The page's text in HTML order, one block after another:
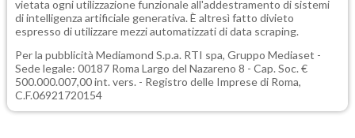
vietata ogni utilizzazione funzionale all'addestramento di sistemi
di intelligenza artificiale generativa. È altresì fatto divieto
espresso di utilizzare mezzi automatizzati di data scraping.
Per la pubblicità Mediamond S.p.a. RTI spa, Gruppo Mediaset -
Sede legale: 00187 Roma Largo del Nazareno 8 - Cap. Soc. €
500.000.007,00 int. vers. - Registro delle Imprese di Roma,
C.F.06921720154